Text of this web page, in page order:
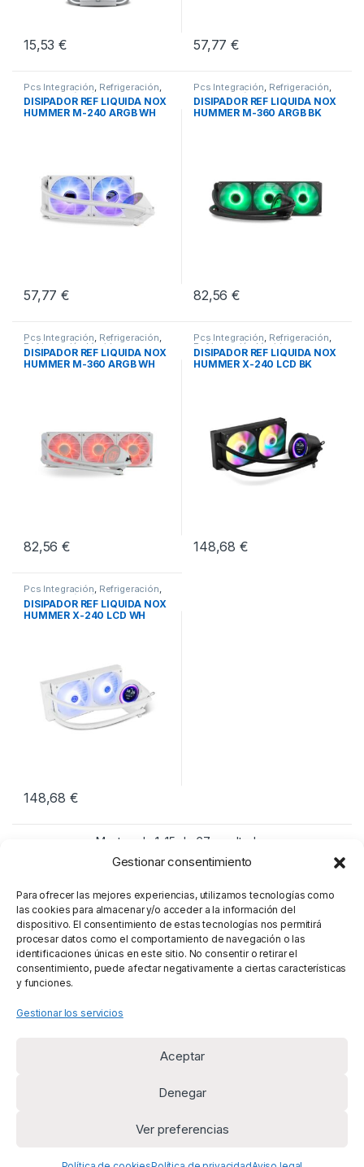
Gestionar consentimiento
Para ofrecer las mejores experiencias, utilizamos tecnologías como
las cookies para almacenar y/o acceder a la información del
dispositivo. El consentimiento de estas tecnologías nos permitirá
procesar datos como el comportamiento de navegación o las
identificaciones únicas en este sitio. No consentir o retirar el
consentimiento, puede afectar negativamente a ciertas características
y funciones.
Gestionar los servicios
Aceptar
Denegar
Ver preferencias
15,53€ 57,77€
Pcs Integración Refrigeración
Refrigeración Líquida
DISIPADOR REF LIQUIDA NOX
HUMMER M-240 ARGB WH
57,77€
Pcs Integración Refrigeración
Refrigeración Líquida
DISIPADOR REF LIQUIDA NOX
HUMMER M-360 ARGB BK
82,56€
Pcs Integración, Refrigeración,
Refrigeración Líquida
DISIPADOR REF LIQUIDA NOX
HUMMER M-360 ARGB WH
82,56€
Pcs Integración, Refrigeración,
Refrigeración Líquida
DISIPADOR REF LIQUIDA NOX
HUMMER X-240 LCD BK
148,68€
Pcs Integración, Refrigeración,
Refrigeración Líquida
DISIPADOR REF LIQUIDA NOX
HUMMER X-240 LCD WH
148,68€
Mostrando 1–15 de 67 resultados
¿Alguna duda? Llámanos
+34 669 954 625